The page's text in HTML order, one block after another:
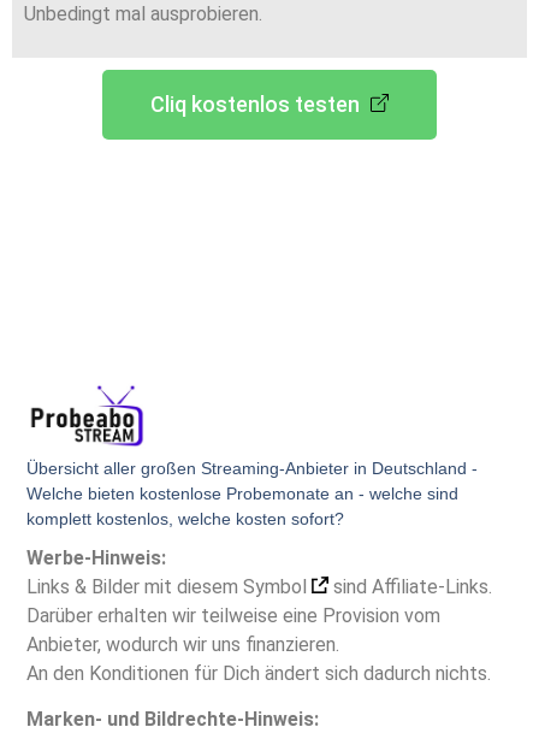
Unbedingt mal ausprobieren.
Cliq kostenlos testen
Übersicht aller großen Streaming-Anbieter in Deutschland -
Welche bieten kostenlose Probemonate an - welche sind
komplett kostenlos, welche kosten sofort?
Werbe-Hinweis:
Links & Bilder mit diesem Symbol
sind Affiliate-Links.
Darüber erhalten wir teilweise eine Provision vom
Anbieter, wodurch wir uns finanzieren.
An den Konditionen für Dich ändert sich dadurch nichts.
Marken- und Bildrechte-Hinweis: